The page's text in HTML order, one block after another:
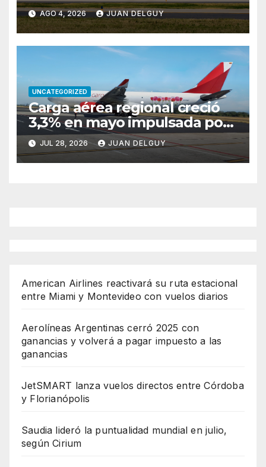
entre Buenos Aires y Río de
Janeiro tras reiteradas
cancelaciones
AGO 4, 2026 JUAN DELGUY
UNCATEGORIZED
Carga aérea regional creció
3,3% en mayo impulsada por
Brasil y Colombia
JUL 28, 2026 JUAN DELGUY
American Airlines reactivará su ruta estacional
entre Miami y Montevideo con vuelos diarios
Aerolíneas Argentinas cerró 2025 con
ganancias y volverá a pagar impuesto a las
ganancias
JetSMART lanza vuelos directos entre Córdoba
y Florianópolis
Saudia lideró la puntualidad mundial en julio,
según Cirium